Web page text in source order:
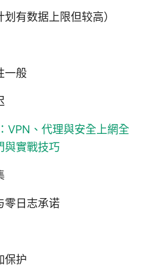
有数据上限但较高）
一般
VPN、代理與安全上網全
與實戰技巧
零日志承诺
保护